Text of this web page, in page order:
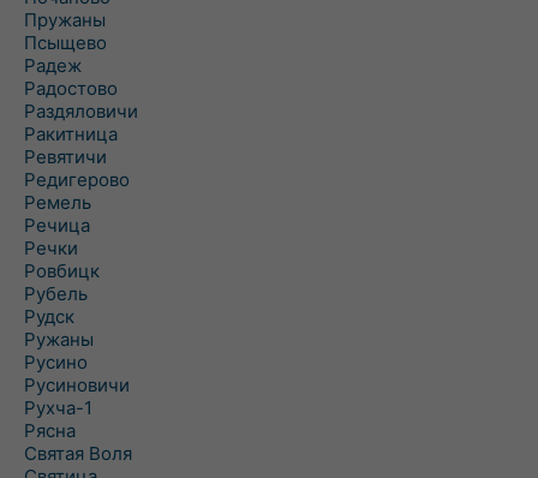
Пружаны
Псыщево
Радеж
Радостово
Раздяловичи
Ракитница
Ревятичи
Редигерово
Ремель
Речица
Речки
Ровбицк
Рубель
Рудск
Ружаны
Русино
Русиновичи
Рухча-1
Рясна
Святая Воля